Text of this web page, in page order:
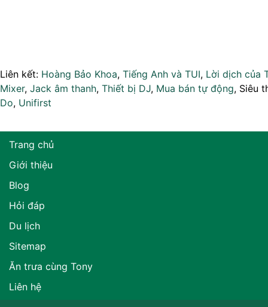
Liên kết: Hoàng Bảo Khoa, Tiếng Anh và TUI, Lời dịch của
Mixer, Jack âm thanh, Thiết bị DJ, Mua bán tự động, Siêu
Do, Unifirst
Trang chủ
Giới thiệu
Blog
Hỏi đáp
Du lịch
Sitemap
Ăn trưa cùng Tony
Liên hệ